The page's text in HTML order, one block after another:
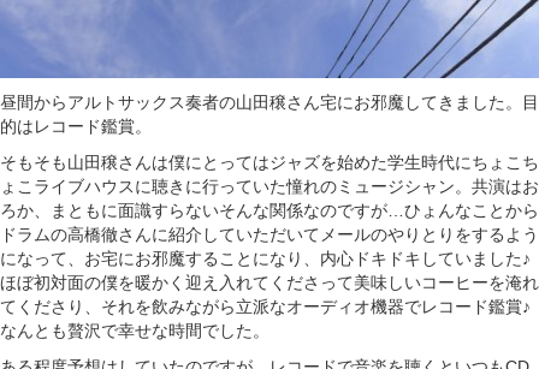
昼間からアルトサックス奏者の山田穣さん宅にお邪魔してきました。目
的はレコード鑑賞。
そもそも山田穣さんは僕にとってはジャズを始めた学生時代にちょこち
ょこライブハウスに聴きに行っていた憧れのミュージシャン。共演はお
ろか、まともに面識すらないそんな関係なのですが…ひょんなことから
ドラムの高橋徹さんに紹介していただいてメールのやりとりをするよう
になって、お宅にお邪魔することになり、内心ドキドキしていました♪
ほぼ初対面の僕を暖かく迎え入れてくださって美味しいコーヒーを淹れ
てくださり、それを飲みながら立派なオーディオ機器でレコード鑑賞♪
なんとも贅沢で幸せな時間でした。